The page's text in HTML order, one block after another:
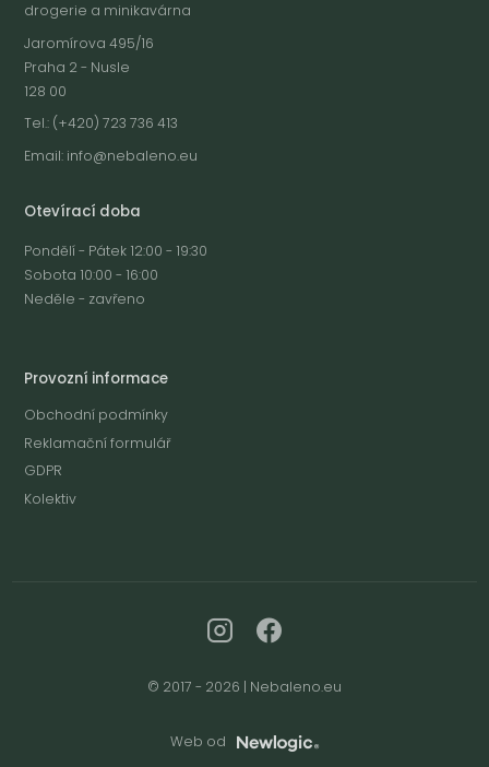
drogerie a minikavárna
Jaromírova 495/16
Praha 2 - Nusle
128 00
Tel.: (+420) 723 736 413
Email: info@nebaleno.eu
Otevírací doba
Pondělí - Pátek 12:00 - 19:30
Sobota 10:00 - 16:00
Neděle - zavřeno
Provozní informace
Obchodní podmínky
Reklamační formulář
GDPR
Kolektiv
© 2017 - 2026 | Nebaleno.eu
Web od